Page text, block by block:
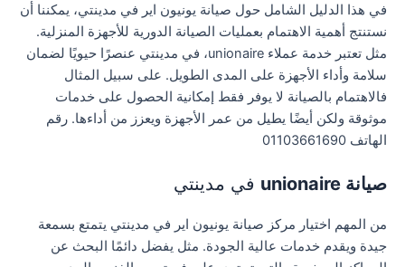
في هذا الدليل الشامل حول صيانة يونيون اير في مدينتي، يمكننا أن
نستنتج أهمية الاهتمام بعمليات الصيانة الدورية للأجهزة المنزلية.
مثل تعتبر خدمة عملاء unionaire، في مدينتي عنصرًا حيويًا لضمان
سلامة وأداء الأجهزة على المدى الطويل. على سبيل المثال
فالاهتمام بالصيانة لا يوفر فقط إمكانية الحصول على خدمات
موثوقة ولكن أيضًا يطيل من عمر الأجهزة ويعزز من أداءها. رقم
الهاتف 01103661690
صيانة unionaire في مدينتي
من المهم اختيار مركز صيانة يونيون اير في مدينتي يتمتع بسمعة
جيدة ويقدم خدمات عالية الجودة. مثل يفضل دائمًا البحث عن